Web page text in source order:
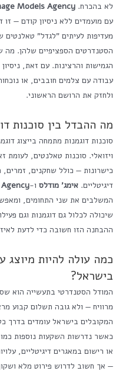
לא בהכרח. Models Agency
עם מועמדים ללא ניסיון קודם —
מעדיפות לעיתים "לגדל"
הסטנדרטים הספציפיים שלהן. מה
הגמישות והרצינות. עם זאת,
עבודה עם צלמים חובבים, או
ולחזק את הרושם הראשוני.
מה ההבדל בין סוכנות
סוכנות דוגמנות מתמחה בייצוג
ויזואלי. סוכנות טאלנטים, לעומת
כישרונות — כולל שחקנים, זמרים,
דיגיטליים. אימג' מודלס ו-
המשלבים את שני התחומים,
שיכולה לכלול גם דוגמנות וגם
ההבחנה הזו חשובה כדי לדעת
כמה עולה להיות מיוצג
בישראל?
המודל הסטנדרטי בתעשייה הוא
מרוויח — ולא גובה תשלום קבוע
כאשר נדרשות השקעות נוספות
או רישום במאגרים דיגיטליים,
— אך חשוב לדרוש פירוט מלא